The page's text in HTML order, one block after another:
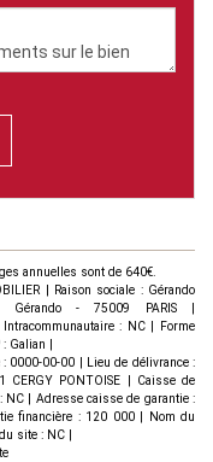
annuelles sont de 640€.
| Raison sociale : Gérando
- 75009 PARIS |
: NC | Forme
Galian |
0000-00-00 | Lieu de délivrance :
PONTOISE | Caisse de
NC | Adresse caisse de garantie :
financière : 120 000 | Nom du
site : NC |